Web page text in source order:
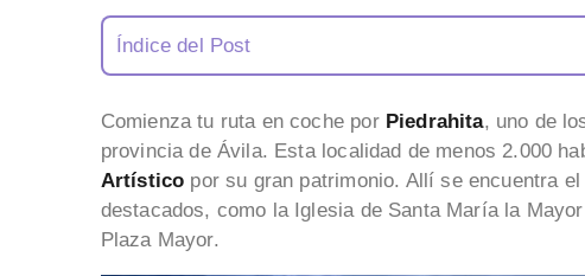
Índice del Post
Comienza tu ruta en coche porPiedrahita, uno de
provincia de Ávila. Esta localidad de menos 2.000
Artístico por su gran patrimonio. Allí se encuentra
destacados, como la Iglesia de Santa María la
Plaza Mayor.